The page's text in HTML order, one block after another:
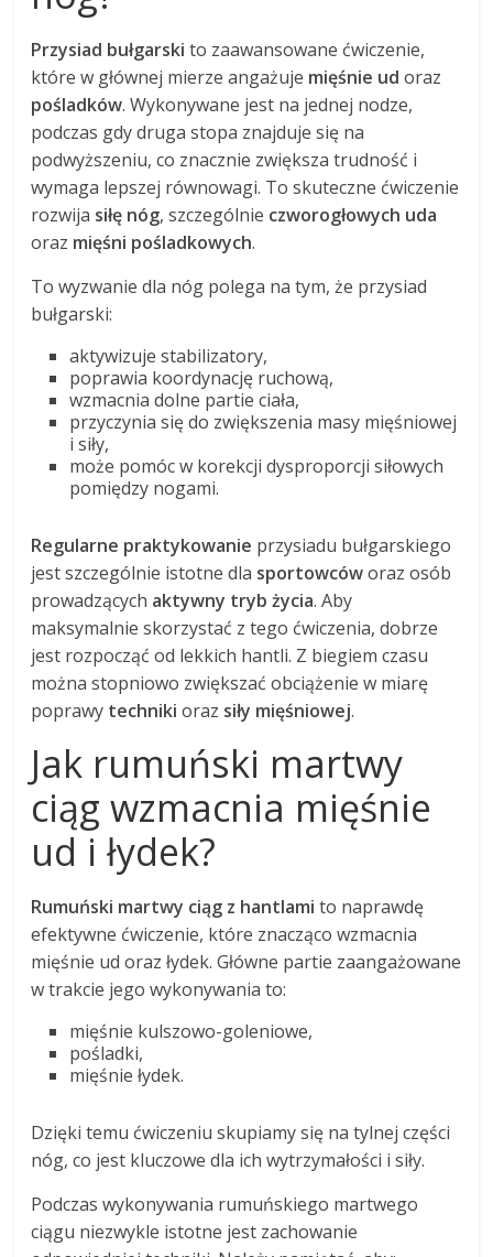
Przysiad bułgarski to zaawansowane ćwiczenie,
które w głównej mierze angażuje mięśnie ud oraz
pośladków. Wykonywane jest na jednej nodze,
podczas gdy druga stopa znajduje się na
podwyższeniu, co znacznie zwiększa trudność i
wymaga lepszej równowagi. To skuteczne ćwiczenie
rozwija siłę nóg, szczególnie czworogłowych uda
oraz mięśni pośladkowych.
To wyzwanie dla nóg polega na tym, że przysiad
bułgarski:
aktywizuje stabilizatory,
poprawia koordynację ruchową,
wzmacnia dolne partie ciała,
przyczynia się do zwiększenia masy mięśniowej
i siły,
może pomóc w korekcji dysproporcji siłowych
pomiędzy nogami.
Regularne praktykowanie przysiadu bułgarskiego
jest szczególnie istotne dla sportowcóworaz osób
prowadzących aktywny tryb życia. Aby
maksymalnie skorzystać z tego ćwiczenia, dobrze
jest rozpocząć od lekkich hantli. Z biegiem czasu
można stopniowo zwiększać obciążenie w miarę
poprawy techniki oraz siły mięśniowej.
Jak rumuński martwy
ciąg wzmacnia mięśnie
ud i łydek?
Rumuński martwy ciąg z hantlami to naprawdę
efektywne ćwiczenie, które znacząco wzmacnia
mięśnie ud oraz łydek. Główne partie zaangażowane
w trakcie jego wykonywania to:
mięśnie kulszowo-goleniowe,
pośladki,
mięśnie łydek.
Dzięki temu ćwiczeniu skupiamy się na tylnej części
nóg, co jest kluczowe dla ich wytrzymałości i siły.
Podczas wykonywania rumuńskiego martwego
ciągu niezwykle istotne jest zachowanie